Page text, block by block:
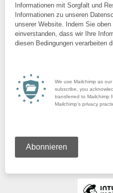
Informationen mit Sorgfalt und
Informationen zu unseren
unserer Website. Indem Sie
einverstanden, dass wir Ihre
diesen Bedingungen verarbeiten
We use Mailchimp as
subscribe, you
transferred to Mailchimp
Mailchimp's privacy